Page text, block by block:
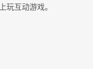
玩互动游戏。